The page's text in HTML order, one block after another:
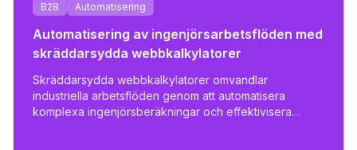
B2B Automatisering
Automatisering av ingenjörsarbetsflöden med
skräddarsydda webbkalkylatorer
Skräddarsydda webbkalkylatorer omvandlar
industriella arbetsflöden genom att automatisera
komplexa ingenjörsberäkningar och effektivisera